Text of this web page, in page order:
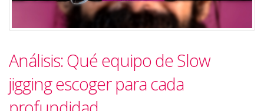
Análisis: Qué equipo de Slow
jigging escoger para cada